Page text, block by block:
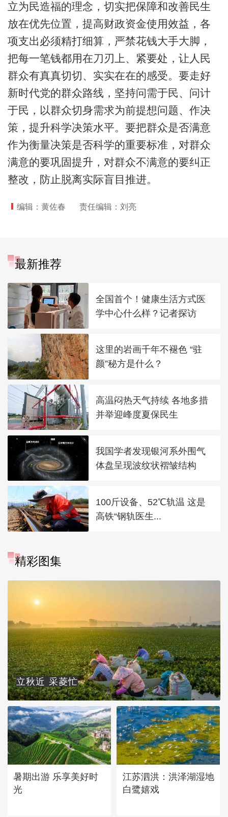
立为民造福的理念，切实把保障和改善民生
放在优先位置，提高财政资金使用效益，各
项支出必须精打细算，严禁花钱大手大脚，
把每一笔钱都用在刀刃上、紧要处，让人民
群众有真真切切、实实在在的感受。要走好
新时代党的群众路线，坚持问需于民、问计
于民，以群众切身需求为前提想问题、作决
策，提升科学决策水平。要把群众是否满意
作为衡量决策是否科学的重要标准，对群众
满意的要巩固提升，对群众不满意的要纠正
整改，防止脱离实际盲目推进。
编辑：黄佐春 责任编辑：刘亮
最新推荐
全国首个！健康生活方式医
学中心什么样？记者探访
这里的岩画千年不褪色 “驻
颜”秘方是什么？
高温闷热天气持续 各地多措
并举迎峰度夏保民生
我国学者发现银河系外围气
体盘呈现波纹状褶皱结构
100斤设备、52℃轨温 这是
高铁“钢轨医生...
精彩图集
立秋近 采菱忙
暑期出游 乐享美好时
光
江苏泗洪：洪泽湖湿地
白鹭嬉戏